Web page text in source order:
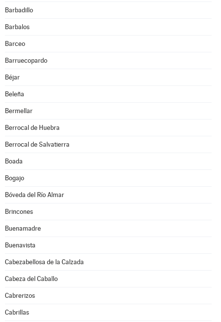
Barbadillo
Barbalos
Barceo
Barruecopardo
Béjar
Beleña
Bermellar
Berrocal de Huebra
Berrocal de Salvatierra
Boada
Bogajo
Bóveda del Río Almar
Brincones
Buenamadre
Buenavista
Cabezabellosa de la Calzada
Cabeza del Caballo
Cabrerizos
Cabrillas